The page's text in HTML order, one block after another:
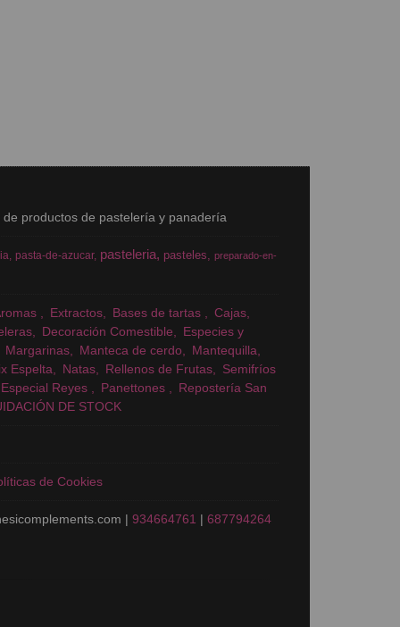
productos de pastelería y panadería
pasta-de-azucar pasteleria pasteles
preparado-en-
Extractos Bases de tartas
Cajas
Decoración Comestible
Especies y
Margarinas Manteca de cerdo
Mantequilla
Espelta Natas Rellenos de Frutas
Semifríos
Especial Reyes Panettones
Repostería San
DE STOCK
de Cookies
| 934664761 | 687794264